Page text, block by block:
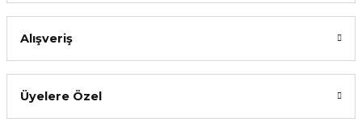
Alışveriş
Üyelere Özel